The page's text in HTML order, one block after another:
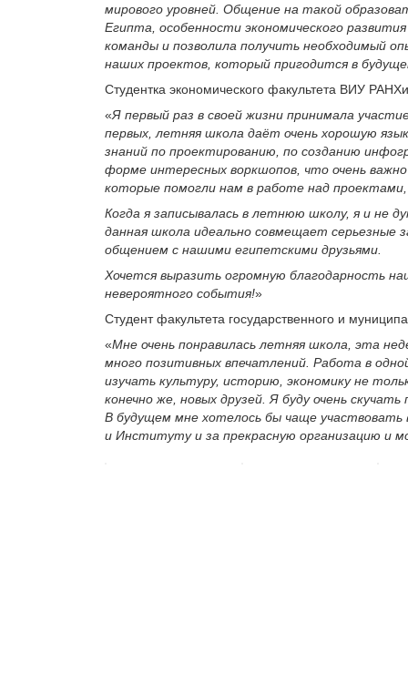
мирового уровней. Общение на такой
Египта, особенности экономического
команды и позволила получить необходимый
наших проектов, который пригодится в
Студентка экономического факультета ВИУ
«Я первый раз в своей жизни принимала
первых, летняя школа даёт очень хорошую
знаний по проектированию, по созданию
форме интересных воркшопов, что очень
которые помогли нам в работе над проектами,
Когда я записывалась в летнюю школу, я и не
данная школа идеально совмещает
общением с нашими египетскими друзьями.
Хочется выразить огромную благодарность
невероятного события!»
Студент факультета государственного и
«Мне очень понравилась летняя школа, эта
много позитивных впечатлений. Работа в
изучать культуру, историю, экономику не
конечно же, новых друзей. Я буду очень
В будущем мне хотелось бы чаще
и Институту и за прекрасную организацию и